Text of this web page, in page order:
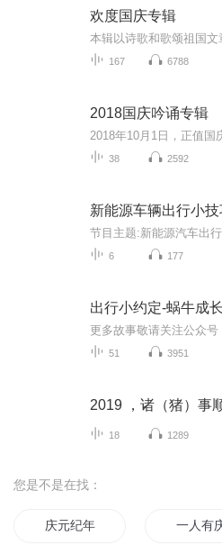
欢度国庆专辑
167 6788
2018国庆吟诵专辑
38 2592
新能源车辆出行小技
6 177
出行小约定-蜗牛成
51 3951
2019 ，诸（猪）事
18 1289
您是不是在找：
庆元纪年 一人有